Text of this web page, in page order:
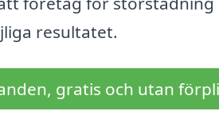
resultatet.
gratis och utan